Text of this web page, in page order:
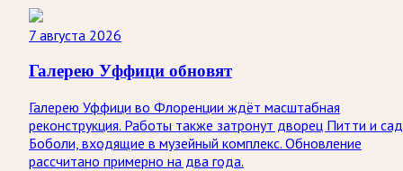
7 августа 2026
Галерею Уффици обновят
Галерею Уффици во Флоренции ждёт масштабная
реконструкция. Работы также затронут дворец Питти и
Боболи, входящие в музейный комплекс. Обновление
рассчитано примерно на два года.